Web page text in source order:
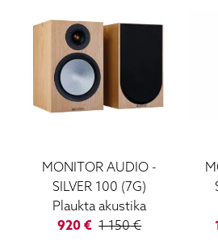
MONITOR AUDIO -
SILVER 100 (7G)
Plaukta akustika
920 € 1 150€